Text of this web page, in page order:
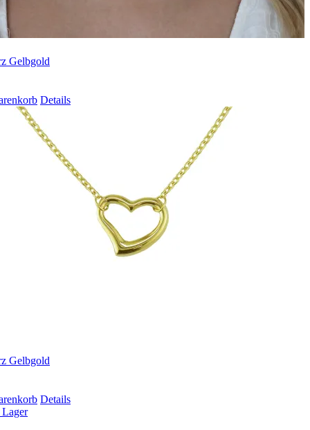
Gelbgold
Details
Gelbgold
Details